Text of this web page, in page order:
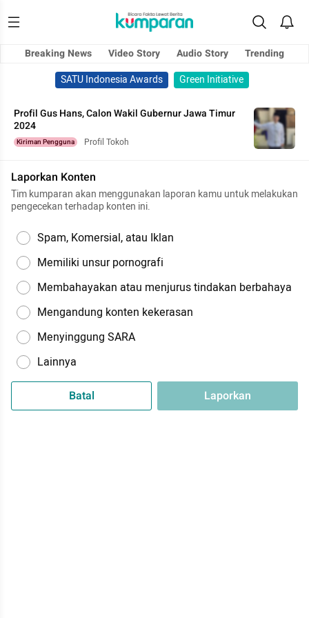
Breaking News Video Story Audio Story
Trending
SATU Indonesia Awards
Green Initiative
Profil Gus Hans, Calon Wakil Gubernur Jawa Timur
2024
Kiriman Pengguna Profil Tokoh
Laporkan Konten
Tim kumparan akan menggunakan laporan kamu untuk melakukan
pengecekan terhadap konten ini.
Spam, Komersial, atau Iklan
Memiliki unsur pornografi
Membahayakan atau menjurus tindakan berbahaya
Mengandung konten kekerasan
Menyinggung SARA
Lainnya
Batal Laporkan